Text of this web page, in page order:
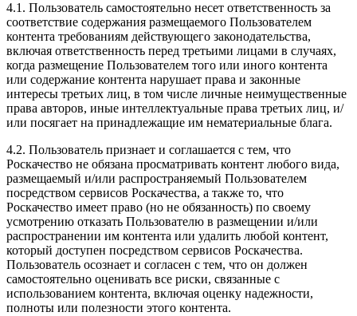
4.1. Пользователь самостоятельно несет ответственность за
соответствие содержания размещаемого Пользователем
контента требованиям действующего законодательства,
включая ответственность перед третьими лицами в случаях,
когда размещение Пользователем того или иного контента
или содержание контента нарушает права и законные
интересы третьих лиц, в том числе личные неимущественные
права авторов, иные интеллектуальные права третьих лиц, и/
или посягает на принадлежащие им нематериальные блага.
4.2. Пользователь признает и соглашается с тем, что
Роскачество не обязана просматривать контент любого вида,
размещаемый и/или распространяемый Пользователем
посредством сервисов Роскачества, а также то, что
Роскачество имеет право (но не обязанность) по своему
усмотрению отказать Пользователю в размещении и/или
распространении им контента или удалить любой контент,
который доступен посредством сервисов Роскачества.
Пользователь осознает и согласен с тем, что он должен
самостоятельно оценивать все риски, связанные с
использованием контента, включая оценку надежности,
полноты или полезности этого контента.